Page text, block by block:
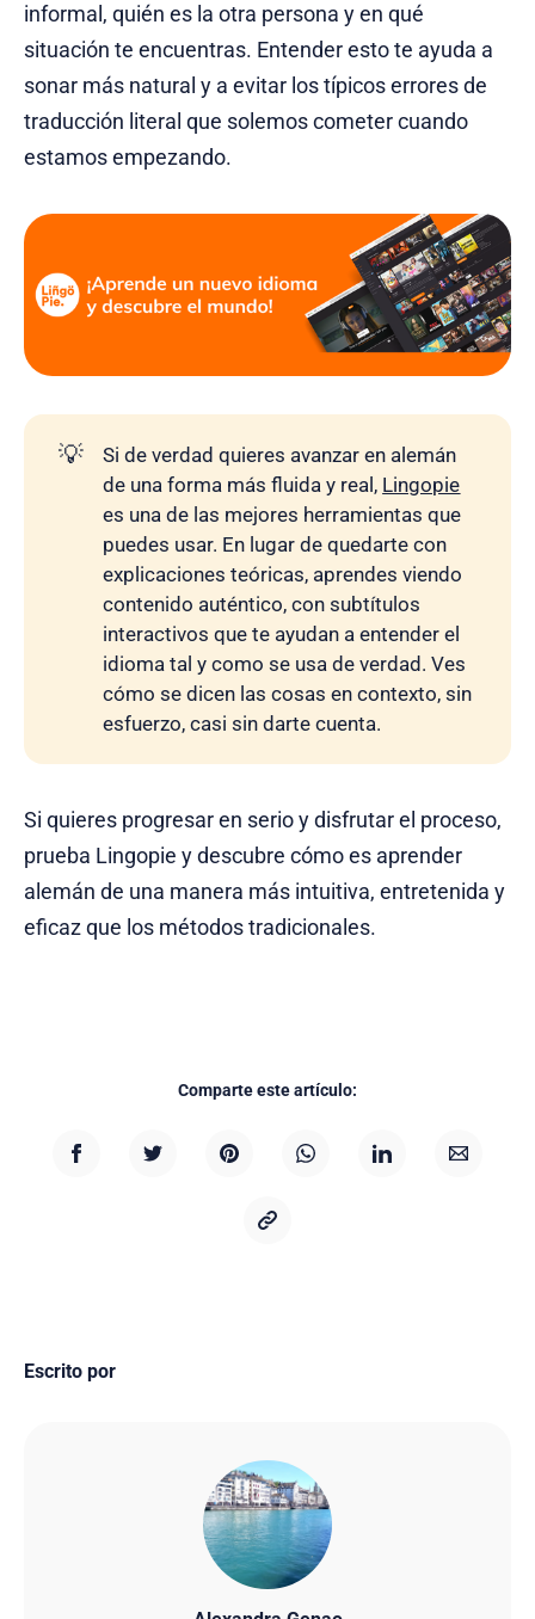
informal, quién es la otra persona y en qué
situación te encuentras. Entender esto te ayuda a
sonar más natural y a evitar los típicos errores de
traducción literal que solemos cometer cuando
estamos empezando.
💡
Si de verdad quieres avanzar en alemán
de una forma más fluida y real, Lingopie
es una de las mejores herramientas que
puedes usar. En lugar de quedarte con
explicaciones teóricas, aprendes viendo
contenido auténtico, con subtítulos
interactivos que te ayudan a entender el
idioma tal y como se usa de verdad. Ves
cómo se dicen las cosas en contexto, sin
esfuerzo, casi sin darte cuenta.
Si quieres progresar en serio y disfrutar el proceso,
prueba Lingopie y descubre cómo es aprender
alemán de una manera más intuitiva, entretenida y
eficaz que los métodos tradicionales.
Comparte este artículo:
Escrito por